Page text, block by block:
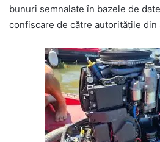
bunuri semnalate în bazele de
confiscare de către autoritățile din